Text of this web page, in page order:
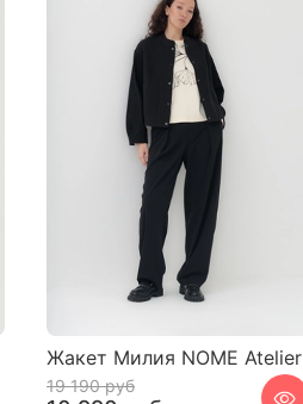
Жакет Милия NOME Atelier
19 190 руб